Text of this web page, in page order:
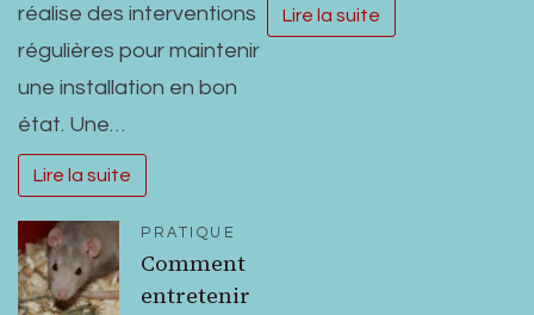
réalise des interventions
régulières pour maintenir
une installation en bon
état. Une…
Lire la suite
Lire la suite
PRATIQUE
Comment
entretenir